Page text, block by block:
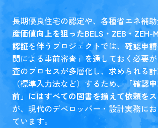
長期優良住宅の認定や、各種省エネ補
産価値向上を狙ったBELS・ZEB・ZEH-
認証を伴うプロジェクトでは、確認申
関による事前審査」を通しておく必要
査のプロセスが多層化し、求められる
（標準入力法など）するため、「確認
前」にはすべての図書を揃えて依頼を
が、現代のデベロッパー・設計実務に
ています。